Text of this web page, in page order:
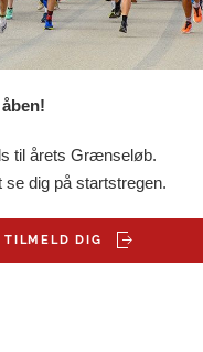
til årets Grænseløb.
dig på startstregen.
TILMELD DIG